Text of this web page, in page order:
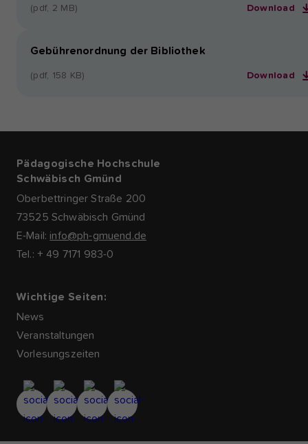
(pdf, 2 MB) Download
Gebührenordnung der Bibliothek
(pdf, 158 KB) Download
Pädagogische Hochschule
Schwäbisch Gmünd
Oberbettringer Straße 200
73525 Schwäbisch Gmünd
E-Mail: info@ph-gmuend.de
Tel.: + 49 7171 983-0
Wichtige Seiten:
News
Veranstaltungen
Vorlesungszeiten